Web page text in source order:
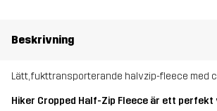
Beskrivning
Lätt, fukttransporterande halvzip-fleece med
Hiker Cropped Half-Zip Fleece är ett perfekt